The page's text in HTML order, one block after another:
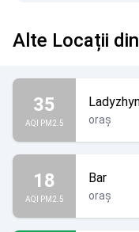
Alte Locații
35
AQI PM2.5 oraș
18
AQI PM2.5
Bar
oraș